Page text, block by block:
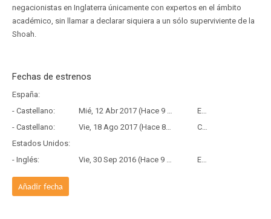
negacionistas en Inglaterra únicamente con expertos en el ámbito
académico, sin llamar a declarar siquiera a un sólo superviviente de la
Shoah.
Fechas de estrenos
España:
- Castellano:
Mié, 12 Abr 2017 (Hace 9 años y 3 meses)
Estreno
- Castellano:
Vie, 18 Ago 2017 (Hace 8 años y 11 meses)
Copia Física
Estados Unidos:
- Inglés:
Vie, 30 Sep 2016 (Hace 9 años y 10 meses) Estreno
Añadir fecha